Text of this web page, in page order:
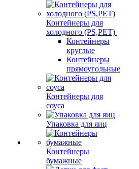
Контейнеры для
холодного (PS,PET)
Контейнеры
круглые
Контейнеры
прямоугольные
Контейнеры для
соуса
Упаковка для яиц
Контейнеры
бумажные